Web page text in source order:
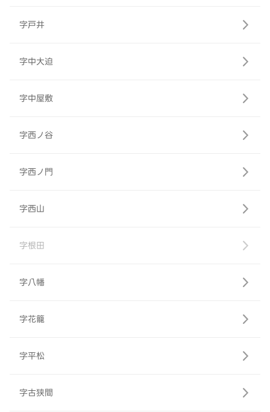
字戸井
字中大迫
字中屋敷
字西ノ谷
字西ノ門
字西山
字根田
字八幡
字花籠
字平松
字古狭間